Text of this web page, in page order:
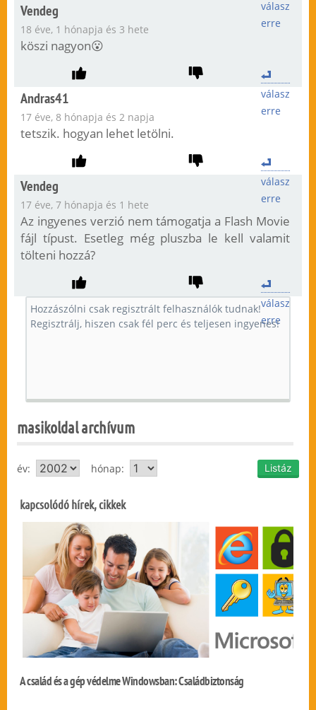
válasz
erre
Vendeg
18 éve, 1 hónapja és 3 hete
köszi nagyon😮
válasz
erre
Andras41
17 éve, 8 hónapja és 2 napja
tetszik. hogyan lehet letölni.
válasz
erre
Vendeg
17 éve, 7 hónapja és 1 hete
Az ingyenes verzió nem támogatja a Flash Movie
fájl típust. Esetleg még pluszba le kell valamit
tölteni hozzá?
válasz
erre
masikoldal archívum
év: hónap:
kapcsolódó hírek, cikkek
A család és a gép védelme Windowsban: Családbiztonság